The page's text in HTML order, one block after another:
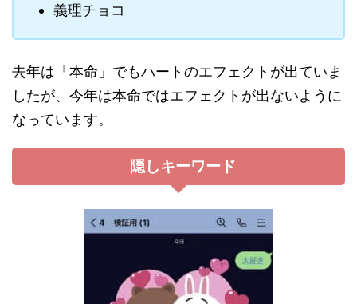
義理チョコ
去年は「本命」でもハートのエフェクトが出ていま
したが、今年は本命ではエフェクトが出ないように
なっています。
隠しキーワード